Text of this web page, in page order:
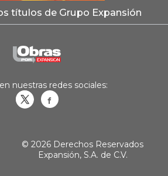
títulos de Grupo Expansión
nuestras redes sociales:
© 2026 Derechos Reservados
Expansión, S.A. de C.V.